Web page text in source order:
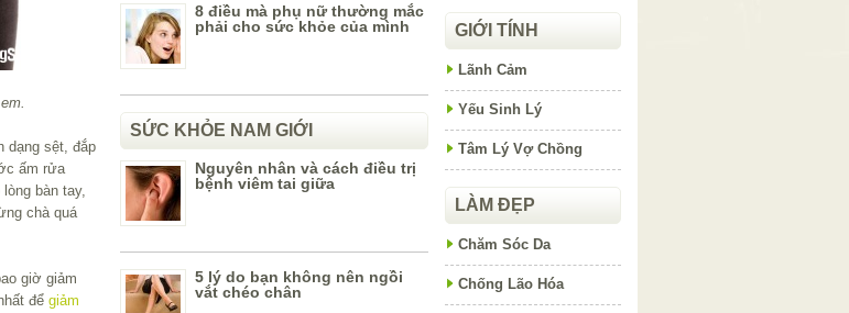
dạng sệt, đắp
ấm rửa
bàn tay,
chà quá
giờ giảm
để giảm
8 điều mà phụ nữ thường mắc
phải cho sức khỏe của mình
SỨC KHỎE NAM GIỚI
Nguyên nhân và cách điều trị
bệnh viêm tai giữa
5 lý do bạn không nên ngồi
vắt chéo chân
GIỚI TÍNH
Lãnh Cảm
Yếu Sinh Lý
Tâm Lý Vợ Chồng
LÀM ĐẸP
Chăm Sóc Da
Chống Lão Hóa